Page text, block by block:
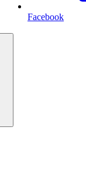
Facebook